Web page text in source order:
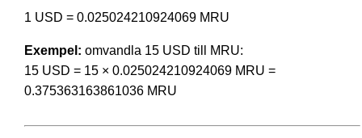
1 USD = 0.025024210924069 MRU
Exempel: omvandla 15 USD till MRU:
15 USD = 15 × 0.025024210924069 MRU =
0.375363163861036 MRU